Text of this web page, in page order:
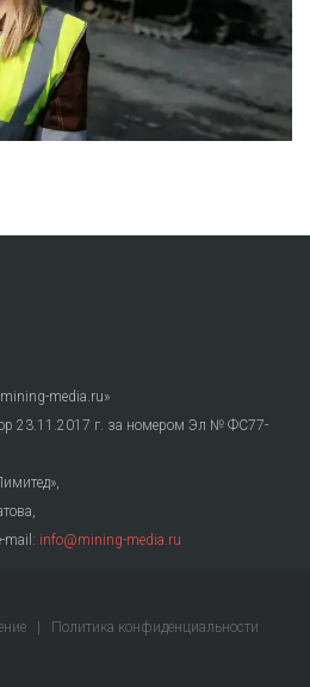
media.ru»
23.11.2017 г. за номером Эл № ФС77-
mail: info@mining-media.ru
Политика конфиденциальности